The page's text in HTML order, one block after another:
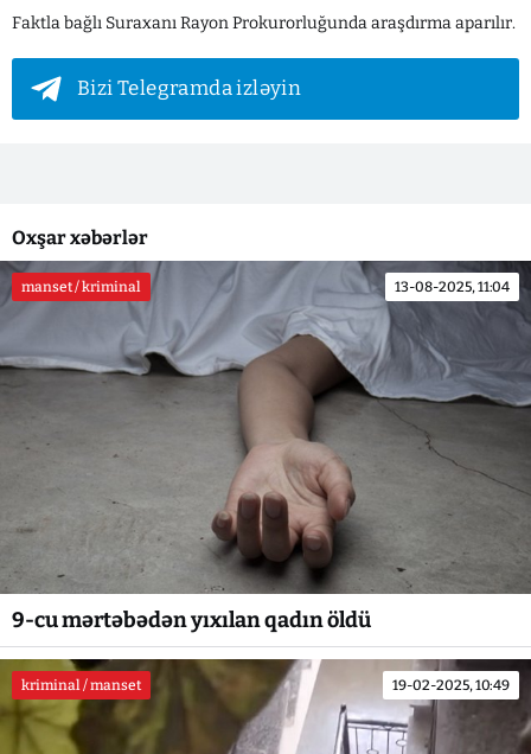
Faktla bağlı Suraxanı Rayon Prokurorluğunda araşdırma aparılır.
Bizi Telegramda izləyin
Oxşar xəbərlər
manset / kriminal 13-08-2025, 11:04
9-cu mərtəbədən yıxılan qadın öldü
kriminal / manset 19-02-2025, 10:49